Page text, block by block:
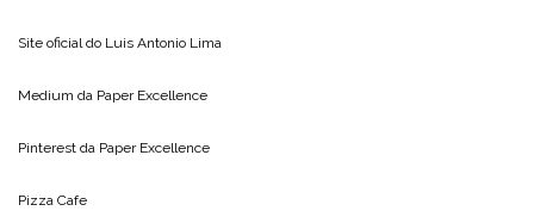
Site oficial do Luis Antonio Lima
Medium da Paper Excellence
Pinterest da Paper Excellence
Pizza Cafe